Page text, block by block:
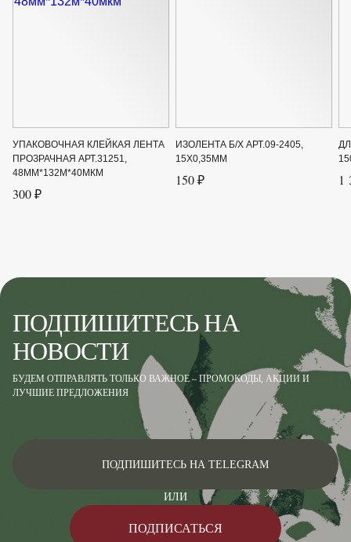
УПАКОВОЧНАЯ КЛЕЙКАЯ ЛЕНТА
ПРОЗРАЧНАЯ АРТ.31251,
48ММ*132М*40МКМ
300 ₽
ИЗОЛЕНТА Б/Х АРТ.09-2405,
15Х0,35ММ
150 ₽ 1
ПОДПИШИТЕСЬ НА
НОВОСТИ
БУДЕМ ОТПРАВЛЯТЬ ТОЛЬКО ВАЖНОЕ – ПРОМОКОДЫ, АКЦИИ И
ЛУЧШИЕ ПРЕДЛОЖЕНИЯ
ПОДПИШИТЕСЬ НА TELEGRAM
ИЛИ
ПОДПИСАТЬСЯ